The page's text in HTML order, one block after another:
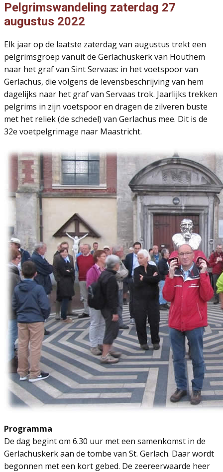
Pelgrimswandeling zaterdag 27
augustus 2022
Elk jaar op de laatste zaterdag van augustus trekt een
pelgrimsgroep vanuit de Gerlachuskerk van Houthem
naar het graf van Sint Servaas: in het voetspoor van
Gerlachus, die volgens de levensbeschrijving van hem
dagelijks naar het graf van Servaas trok. Jaarlijks trekken
pelgrims in zijn voetspoor en dragen de zilveren buste
met het reliek (de schedel) van Gerlachus mee. Dit is de
32e voetpelgrimage naar Maastricht.
Programma
De dag begint om 6.30 uur met een samenkomst in de
Gerlachuskerk aan de tombe van St. Gerlach. Daar wordt
begonnen met een kort gebed. De zeereerwaarde heer